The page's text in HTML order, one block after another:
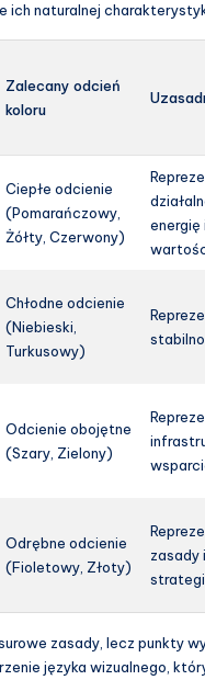
ich naturalnej
Zalecany odcień
koloru
Ciepłe odcienie
(Pomarańczowy,
Żółty, Czerwony)
energię
Chłodne odcienie
(Niebieski,
Turkusowy)
Odcienie obojętne
(Szary, Zielony)
Odrębne odcienie
(Fioletowy, Złoty)
zasady
zasady, lecz punkty
języka wizualnego,